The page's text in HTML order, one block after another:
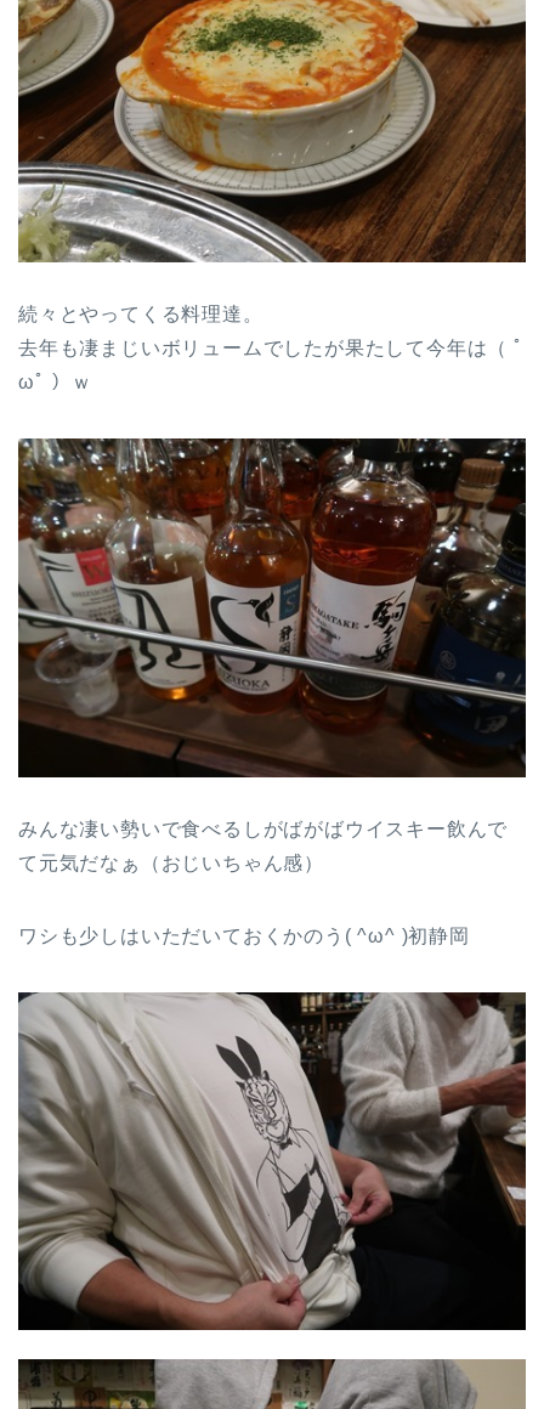
続々とやってくる料理達。
去年も凄まじいボリュームでしたが果たして今年は（ ﾟ
ωﾟ ）ｗ
みんな凄い勢いで食べるしがばがばウイスキー飲んで
て元気だなぁ（おじいちゃん感）
ワシも少しはいただいておくかのう( ^ω^ )初静岡